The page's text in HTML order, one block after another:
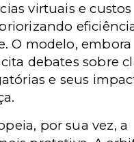
virtuais e custos
O modelo, embora
debates sobre
e seus
por sua vez, a